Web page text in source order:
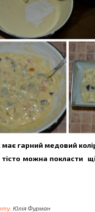
має гарний медовий
можна покласти
Юлія Фурман